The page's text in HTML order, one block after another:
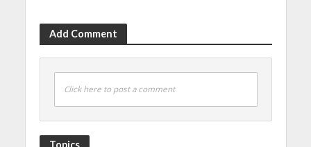
Add Comment
Click here to post a comment